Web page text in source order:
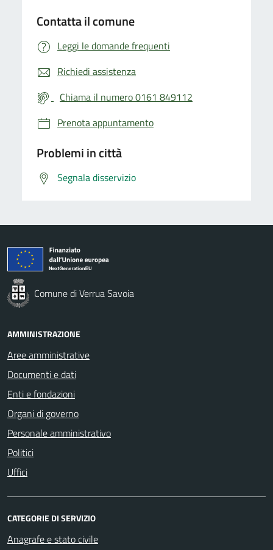
Contatta il comune
Leggi le domande frequenti
Richiedi assistenza
Chiama il numero 0161 849112
Prenota appuntamento
Problemi in città
Segnala disservizio
Comune di Verrua Savoia
AMMINISTRAZIONE
Aree amministrative
Documenti e dati
Enti e fondazioni
Organi di governo
Personale amministrativo
Politici
Uffici
CATEGORIE DI SERVIZIO
Anagrafe e stato civile